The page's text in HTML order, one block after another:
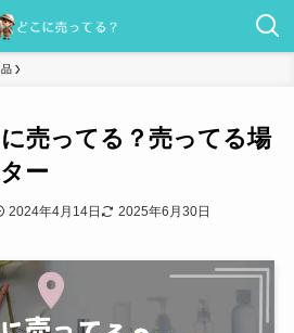
売ってる？売ってる場
ー
2024年4月14日 2025年6月30日